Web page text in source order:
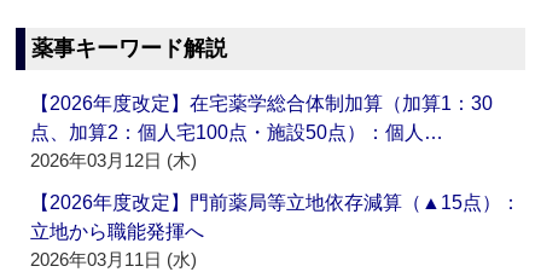
薬事キーワード解説
【2026年度改定】在宅薬学総合体制加算（加算1：30
点、加算2：個人宅100点・施設50点）：個人…
2026年03月12日 (木)
【2026年度改定】門前薬局等立地依存減算（▲15点）：
立地から職能発揮へ
2026年03月11日 (水)